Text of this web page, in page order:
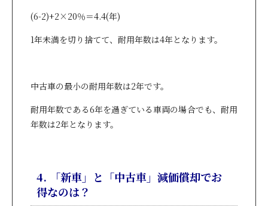
(6-2)+2×20％＝4.4(年)
1年未満を切り捨てて、耐用年数は4年となります。
中古車の最小の耐用年数は2年です。
耐用年数である6年を過ぎている車両の場合でも、耐用
年数は2年となります。
4. 「新車」と「中古車」減価償却でお
得なのは？